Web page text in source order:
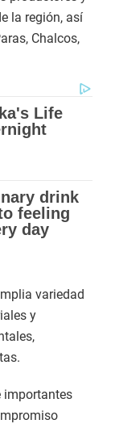
la región, así
Chalcos,
variedad
y
importantes